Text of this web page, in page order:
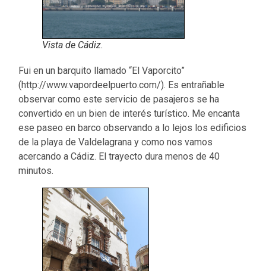
Vista de Cádiz.
Fui en un barquito llamado “El Vaporcito”
(http://www.vapordeelpuerto.com/). Es entrañable
observar como este servicio de pasajeros se ha
convertido en un bien de interés turístico. Me encanta
ese paseo en barco observando a lo lejos los edificios
de la playa de Valdelagrana y como nos vamos
acercando a Cádiz. El trayecto dura menos de 40
minutos.